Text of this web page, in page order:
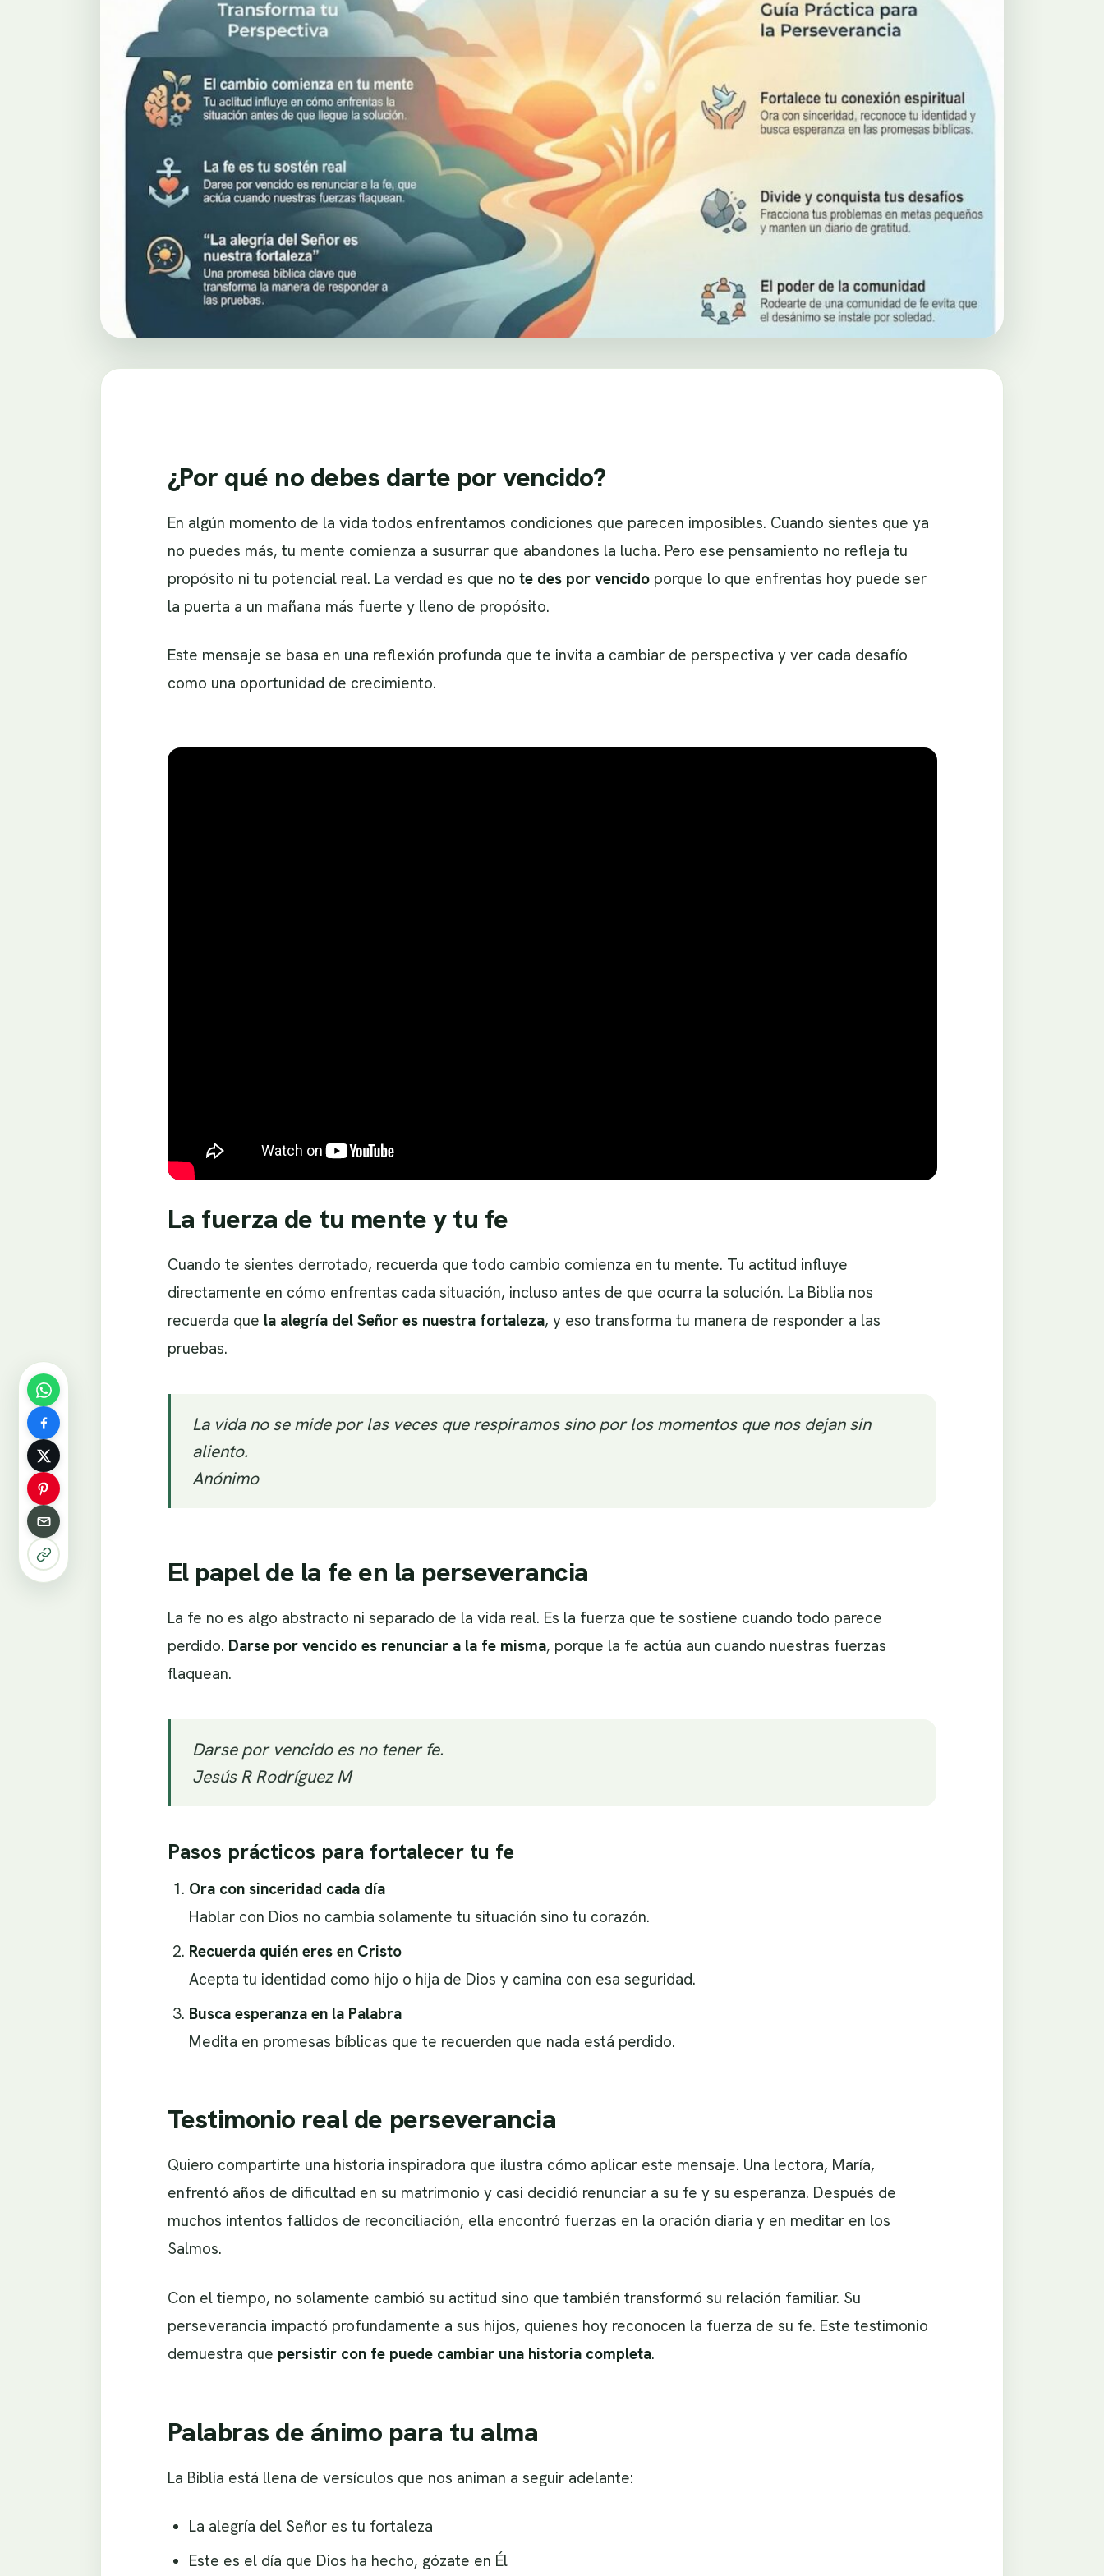
¿Por qué no debes darte por vencido?
En algún momento de la vida todos enfrentamos condiciones que parecen imposibles. Cuando sientes que ya
no puedes más, tu mente comienza a susurrar que abandones la lucha. Pero ese pensamiento no refleja tu
propósito ni tu potencial real. La verdad es que no te des por vencidoporque lo que enfrentas hoy puede ser
la puerta a un mañana más fuerte y lleno de propósito.
Este mensaje se basa en una reflexión profunda que te invita a cambiar de perspectiva y ver cada desafío
como una oportunidad de crecimiento.
La fuerza de tu mente y tu fe
Cuando te sientes derrotado, recuerda que todo cambio comienza en tu mente. Tu actitud influye
directamente en cómo enfrentas cada situación, incluso antes de que ocurra la solución. La Biblia nos
recuerda que la alegría del Señor es nuestra fortaleza, y eso transforma tu manera de responder a las
pruebas.
La vida no se mide por las veces que respiramos sino por los momentos que nos dejan sin
aliento.
Anónimo
El papel de la fe en la perseverancia
La fe no es algo abstracto ni separado de la vida real. Es la fuerza que te sostiene cuando todo parece
perdido. Darse por vencido es renunciar a la fe misma, porque la fe actúa aun cuando nuestras fuerzas
flaquean.
Darse por vencido es no tener fe.
Jesús R Rodríguez M
Pasos prácticos para fortalecer tu fe
Ora con sinceridad cada día
Hablar con Dios no cambia solamente tu situación sino tu corazón.
Recuerda quién eres en Cristo
Acepta tu identidad como hijo o hija de Dios y camina con esa seguridad.
Busca esperanza en la Palabra
Medita en promesas bíblicas que te recuerden que nada está perdido.
Testimonio real de perseverancia
Quiero compartirte una historia inspiradora que ilustra cómo aplicar este mensaje. Una lectora, María,
enfrentó años de dificultad en su matrimonio y casi decidió renunciar a su fe y su esperanza. Después de
muchos intentos fallidos de reconciliación, ella encontró fuerzas en la oración diaria y en meditar en los
Salmos.
Con el tiempo, no solamente cambió su actitud sino que también transformó su relación familiar. Su
perseverancia impactó profundamente a sus hijos, quienes hoy reconocen la fuerza de su fe. Este testimonio
demuestra que persistir con fe puede cambiar una historia completa.
Palabras de ánimo para tu alma
La Biblia está llena de versículos que nos animan a seguir adelante:
La alegría del Señor es tu fortaleza
Este es el día que Dios ha hecho, gózate en Él